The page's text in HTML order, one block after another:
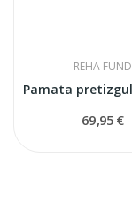
REHA FUND
69,95 €